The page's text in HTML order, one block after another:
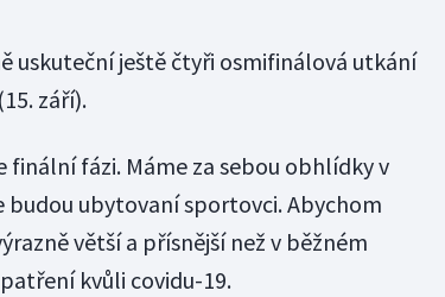
uskuteční ještě čtyři osmifinálová utkání
září).
finální fázi. Máme za sebou obhlídky v
budou ubytovaní sportovci. Abychom
větší a přísnější než v běžném
kvůli covidu-19.